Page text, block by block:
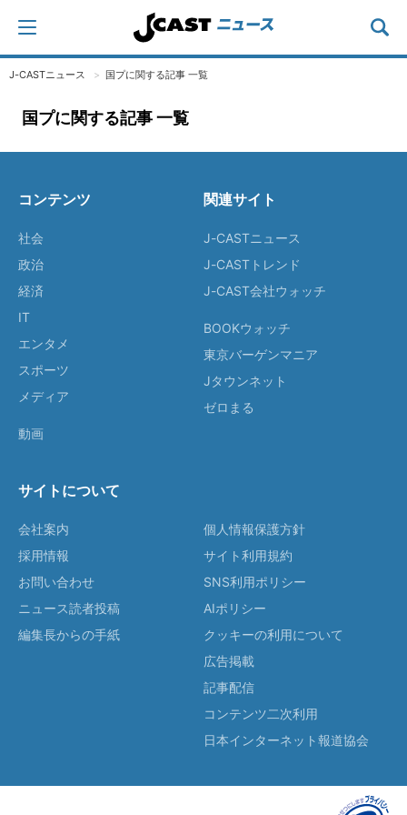
J-CASTニュース 国プに関する記事 一覧
国プに関する記事 一覧
コンテンツ
社会
政治
経済
IT
エンタメ
スポーツ
メディア
動画
関連サイト
J-CASTニュース
J-CASTトレンド
J-CAST会社ウォッチ
BOOKウォッチ
東京バーゲンマニア
Jタウンネット
ゼロまる
サイトについて
会社案内
採用情報
お問い合わせ
ニュース読者投稿
編集長からの手紙
個人情報保護方針
サイト利用規約
SNS利用ポリシー
AIポリシー
クッキーの利用について
広告掲載
記事配信
コンテンツ二次利用
日本インターネット報道協会